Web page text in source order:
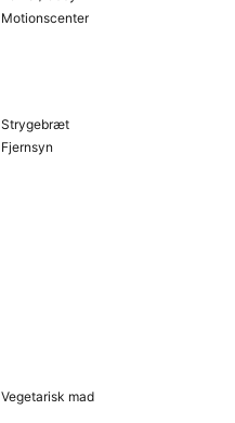
Motionscenter
Strygebræt
Fjernsyn
Vegetarisk mad